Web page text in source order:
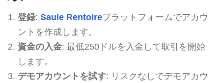
登録: Saule Rentoireプラットフォームでアカウ
ントを作成します。
資金の入金: 最低250ドルを入金して取引を開始
します。
デモアカウントを試す: リスクなしでデモアカウ